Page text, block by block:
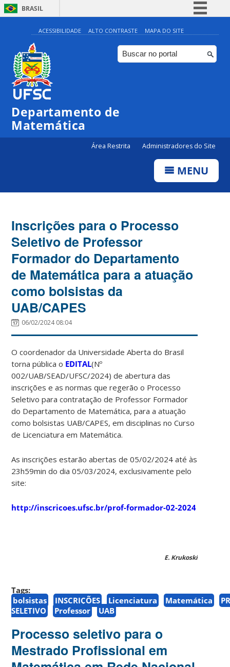
BRASIL
Simplifique!
Comunica BR
Participe
ACESSIBILIDADE ALTO CONTRASTE MAPA DO SITE
Departamento de
Matemática
Área Restrita Administradores do Site
MENU
Inscrições para o Processo
Seletivo de Professor
Formador do Departamento
de Matemática para a atuação
como bolsistas da
UAB/CAPES
06/02/2024 08:04
O coordenador da Universidade Aberta do Brasil
torna pública o EDITAL(Nº
002/UAB/SEAD/UFSC/2024) de abertura das
inscrições e as normas que regerão o Processo
Seletivo para contratação de Professor Formador
do Departamento de Matemática, para a atuação
como bolsistas UAB/CAPES, em disciplinas no Curso
de Licenciatura em Matemática.
As inscrições estarão abertas de 05/02/2024 até às
23h59min do dia 05/03/2024, exclusivamente pelo
site:
http://inscricoes.ufsc.br/prof-formador-02-2024
E. Krukoski
Tags:
bolsistas
INSCRIÇÕES Licenciatura Matemática
SELETIVO
Professor UAB
Processo seletivo para o
Mestrado Profissional em